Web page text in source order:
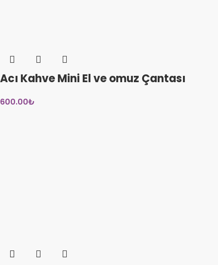
Acı Kahve Mini El ve omuz Çantası
600.00₺